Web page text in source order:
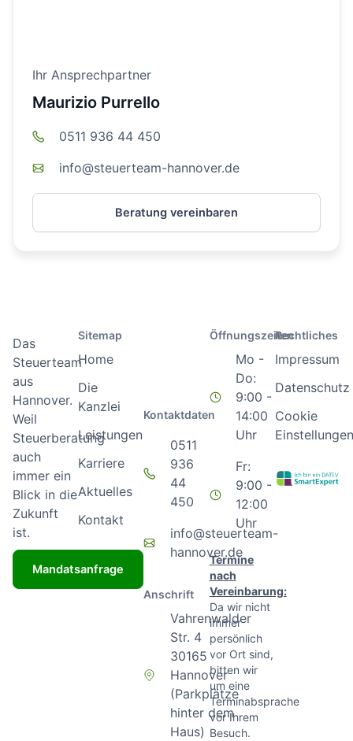
Ihr Ansprechpartner
Maurizio Purrello
0511 936 44 450
info@steuerteam-hannover.de
Beratung vereinbaren
Das
Steuerteam
aus
Hannover.
Weil
Steuerberatung
auch
immer ein
Blick in die
Zukunft
ist.
Mandatsanfrage
Sitemap
Home
Die
Kanzlei
Leistungen
Karriere
Aktuelles
Kontakt
Kontaktdaten
0511
936
44
450
info@steuerteam-
hannover.de
Anschrift
Vahrenwalder
Str. 4
30165
Hannover
(Parkplätze
hinter dem
Haus)
Öffnungszeiten
Mo -
Do:
9:00 -
14:00
Uhr
Fr:
9:00 -
12:00
Uhr
Termine
nach
Vereinbarung:
Da wir nicht
immer
persönlich
vor Ort sind,
bitten wir
um eine
Terminabsprache
vor Ihrem
Besuch.
Rechtliches
Impressum
Datenschutz
Cookie
Einstellungen